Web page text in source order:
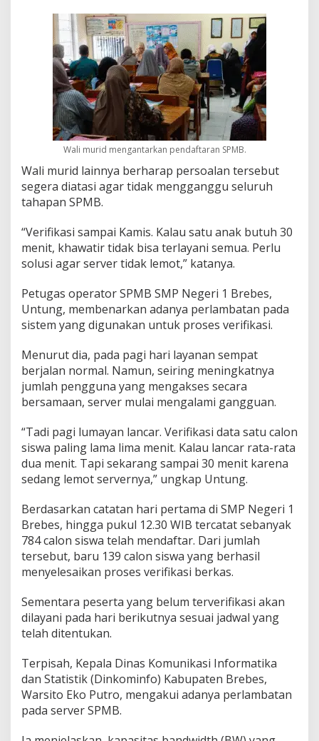
Wali murid mengantarkan pendaftaran SPMB.
Wali murid lainnya berharap persoalan tersebut
segera diatasi agar tidak mengganggu seluruh
tahapan SPMB.
“Verifikasi sampai Kamis. Kalau satu anak butuh 30
menit, khawatir tidak bisa terlayani semua. Perlu
solusi agar server tidak lemot,” katanya.
Petugas operator SPMB SMP Negeri 1 Brebes,
Untung, membenarkan adanya perlambatan pada
sistem yang digunakan untuk proses verifikasi.
Menurut dia, pada pagi hari layanan sempat
berjalan normal. Namun, seiring meningkatnya
jumlah pengguna yang mengakses secara
bersamaan, server mulai mengalami gangguan.
“Tadi pagi lumayan lancar. Verifikasi data satu calon
siswa paling lama lima menit. Kalau lancar rata-rata
dua menit. Tapi sekarang sampai 30 menit karena
sedang lemot servernya,” ungkap Untung.
Berdasarkan catatan hari pertama di SMP Negeri 1
Brebes, hingga pukul 12.30 WIB tercatat sebanyak
784 calon siswa telah mendaftar. Dari jumlah
tersebut, baru 139 calon siswa yang berhasil
menyelesaikan proses verifikasi berkas.
Sementara peserta yang belum terverifikasi akan
dilayani pada hari berikutnya sesuai jadwal yang
telah ditentukan.
Terpisah, Kepala Dinas Komunikasi Informatika
dan Statistik (Dinkominfo) Kabupaten Brebes,
Warsito Eko Putro, mengakui adanya perlambatan
pada server SPMB.